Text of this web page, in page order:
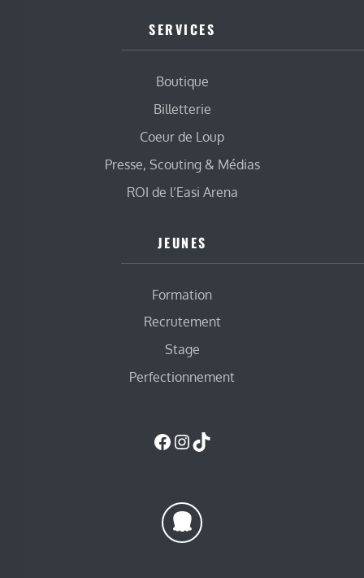
SERVICES
Boutique
Billetterie
Coeur de Loup
Presse, Scouting & Médias
ROI de l’Easi Arena
JEUNES
Formation
Recrutement
Stage
Perfectionnement
Facebook
Instagram
TikTok